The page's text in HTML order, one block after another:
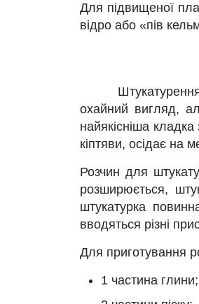
Для підвищеної
відро або «пів
Штукатурення –
охайний вигляд,
найякісніша
кіптяви, осідає на
Розчин для
розширюється,
штукатурка
вводяться різні
Для приготування
1 частина глини;